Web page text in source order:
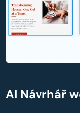
AI Návrhář